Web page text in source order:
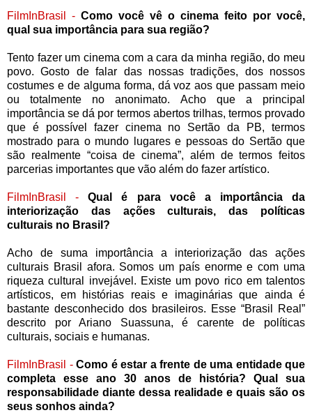
FilmInBrasil - Como você vê o cinema feito por você,
qual sua importância para sua região?
Tento fazer um cinema com a cara da minha região, do meu
povo. Gosto de falar das nossas tradições, dos nossos
costumes e de alguma forma, dá voz aos que passam meio
ou totalmente no anonimato. Acho que a principal
importância se dá por termos abertos trilhas, termos provado
que é possível fazer cinema no Sertão da PB, termos
mostrado para o mundo lugares e pessoas do Sertão que
são realmente “coisa de cinema”, além de termos feitos
parcerias importantes que vão além do fazer artístico.
FilmInBrasil -
Qual é para você a importância da
interiorização das ações culturais, das políticas
culturais no Brasil?
Acho de suma importância a interiorização das ações
culturais Brasil afora. Somos um país enorme e com uma
riqueza cultural invejável. Existe um povo rico em talentos
artísticos, em histórias reais e imaginárias que ainda é
bastante desconhecido dos brasileiros. Esse “Brasil Real”
descrito por Ariano Suassuna, é carente de políticas
culturais, sociais e humanas.
FilmInBrasil - Como é estar a frente de uma entidade que
completa esse ano 30 anos de história? Qual sua
responsabilidade diante dessa realidade e quais são os
seus sonhos ainda?